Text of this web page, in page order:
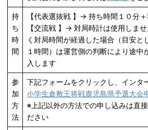
持
ち
時
間
【代表選抜戦 】→ 持ち時間１０分
【交流戦 】→ 対局時計は使用しま
く対局時間が経過した場合（目安と
１時間）は運営側の判断により途中
入します
参
加
方
法
下記フォームをクリックし、インタ
小学生倉敷王将戦鹿児島県予選大会
※上記以外の方法での申し込みは直
ださい